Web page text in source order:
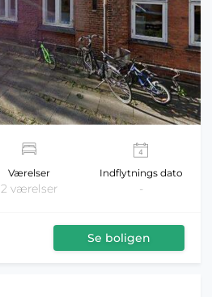
Værelser
2 værelser
Indflytnings dato
-
Se boligen